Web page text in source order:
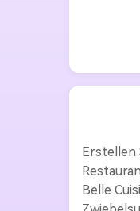
Erstellen
Belle